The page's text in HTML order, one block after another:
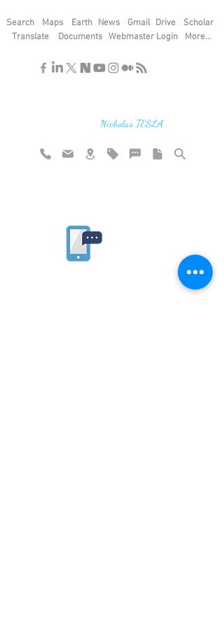
Search Maps Earth News Gmail Drive
Translate
Documents Webmaster Login
Scholar
More...
Nicholas TESLA